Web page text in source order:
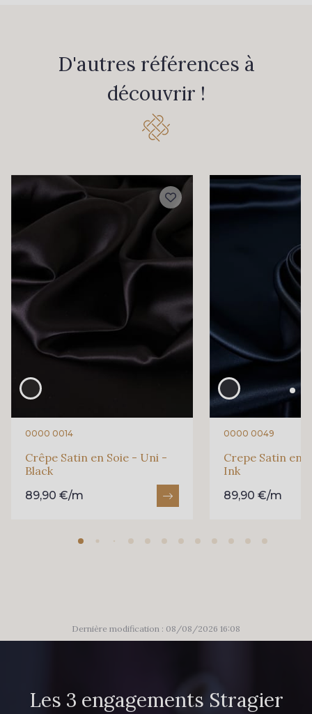
D'autres références à
découvrir !
0000 0014
Crêpe Satin en Soie - Uni -
Black
89,90 €/m
0000 0049
Crepe Satin en
Ink
89,90 €/m
Dernière modification : 08/08/2026 16:08
Les 3 engagements Stragier